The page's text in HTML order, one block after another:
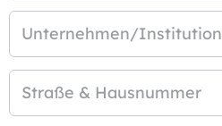
Unternehmen/Institution
Straße & Hausnummer